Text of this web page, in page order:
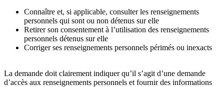
Connaître et, si applicable, consulter les renseignements
personnels qui sont ou non détenus sur elle
Retirer son consentement à l’utilisation des renseignements
personnels détenus sur elle
Corriger ses renseignements personnels périmés ou inexacts
La demande doit clairement indiquer qu’il s’agit d’une demande
d’accès aux renseignements personnels et fournir des informations